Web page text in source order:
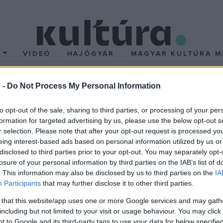
- Do Not Process My Personal Information
opt-out of the sale, sharing to third parties, or processing of your
for targeted advertising by us, please use the below opt-out
selection. Please note that after your opt-out request is processed
interest-based ads based on personal information utilized by us
to third parties prior to your opt-out. You may separately
of your personal information by third parties on the IAB’s list of
This information may also be disclosed by us to third parties on the
Participants that may further disclose it to other third parties.
that this website/app uses one or more Google services and may
but not limited to your visit or usage behaviour. You may
VIDEÓ HAJÓGYÁR MAGYAR KULTÚRA
egyházi iskolák
szóló törvényt. Az 1947/48-as tanévben
3 óvónőképző volt felekezeti kézben. Ortutay Gyula vallás- és
be az iskolák államosítását. Az állam és egyház
azonban - élén Mindszenty József bíborossal - nagy
az antiklerikális kommunisták és szociáldemokraták, s
(Az egyházi iskolák államosítása miatt
ürügyén nemcsak egy koncepciós pert folytattak le,